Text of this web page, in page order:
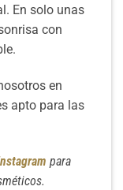
En solo unas
con
en
apto para las
para